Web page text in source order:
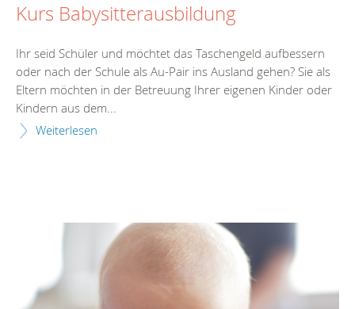
Kurs Babysitterausbildung
Ihr seid Schüler und möchtet das Taschengeld aufbessern
oder nach der Schule als Au-Pair ins Ausland gehen? Sie als
Eltern möchten in der Betreuung Ihrer eigenen Kinder oder
Kindern aus dem...
Weiterlesen